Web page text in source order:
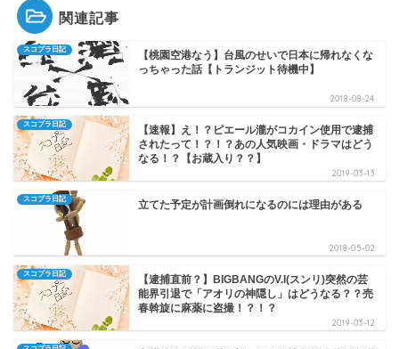
関連記事
スコプラ日記
【桃園空港なう】台風のせいで日本に帰れなくな
っちゃった話【トランジット待機中】
2018-08-24
スコプラ日記
【速報】え！？ピエール瀧がコカイン使用で逮捕
されたって！？！？あの人気映画・ドラマはどう
なる！？【お蔵入り？？】
2019-03-13
スコプラ日記 立てた予定が計画倒れになるのには理由がある
2018-05-02
スコプラ日記
【逮捕直前？】BIGBANGのV.I(スンリ)突然の芸
能界引退で「アオリの神隠し」はどうなる？？売
春斡旋に麻薬に盗撮！？！？
2019-03-12